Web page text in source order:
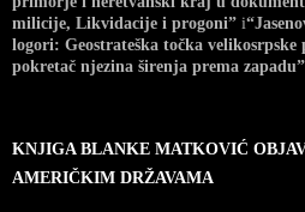
milicije, Likvidacije i progoni” i
logori: Geostrateška točka
pokretač njezina širenja prema zapadu”
KNJIGA BLANKE MATKOVIĆ
AMERIČKIM DRŽAVAMA